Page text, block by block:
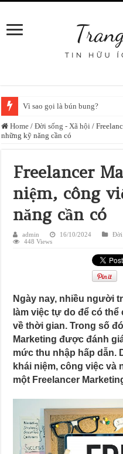
Vì sao gọi là bún bung?
Từ 1-8, không được mang
Home / Đời sống - Xã hội /
những kỹ năng cần có
Freelancer
niệm, công
năng cần có
admin 16/10/2024 Đời
448 Views
Ngày nay, nhiều người
làm việc tự do để có
về thời gian. Trong số
Marketing được đánh
mức thu nhập hấp dẫn.
khái niệm, công việc và
một Freelancer